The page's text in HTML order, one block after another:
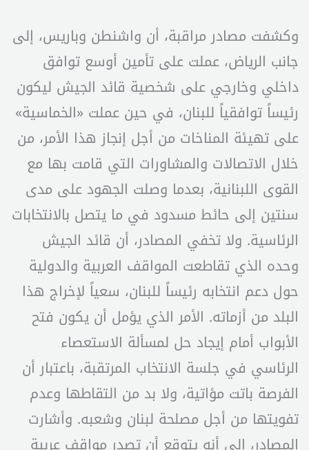
وكشفت مصادر مراقبة، أن واشنطن وباريس، إلى
جانب الرياض، عملت على تأمين أوسع توافق
داخلي وخارجي على شخصية قائد الجيش ليكون
رئيساً توافقياً للبنان، في حين عملت «الخماسية»
على تهيئة المناخات من أجل إنجاز هذا الأمر، من
خلال الاتصالات والمشاورات التي قامت بها مع
القوى اللبنانية، بعدما وصلت الجهود على مدى
سنتين إلى حائط مسدود في ما يتصل بالانتخابات
الرئاسية. ولا تخفي المصادر، أن قائد الجيش
وحده الذي تقاطعت المواقف العربية والدولية
حول دعم انتخابه رئيساً للبنان، سعياً لإخراج هذا
البلد من أزماته. الأمر الذي يؤمل أن يكون فتح
الأبواب أمام إيجاد حل لمسألة الاستعصاء
الرئاسي في جلسة الانتخاب المرتقبة، باعتبار أن
الفرصة باتت مؤاتية، ولا بد من التقاطها وعدم
تفويتها من أجل مصلحة لبنان وشعبه. وأشارت
المصادر، إلى أنه يتوقع أن تصدر مواقف عربية